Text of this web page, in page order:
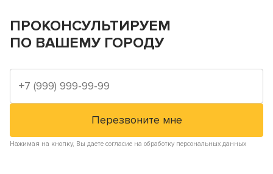
ПРОКОНСУЛЬТИРУЕМ
ПО ВАШЕМУ ГОРОДУ
Нажимая на кнопку, Вы даете согласие на обработку персональных данных